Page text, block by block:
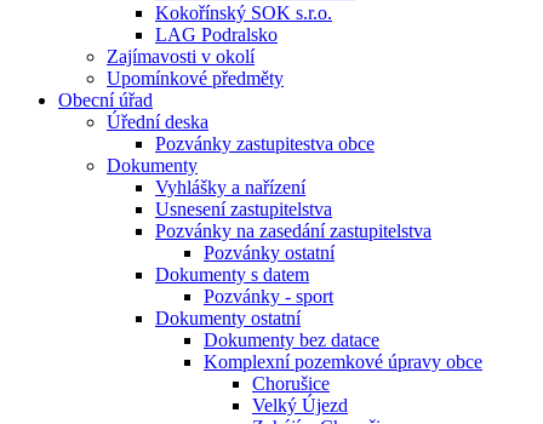
Kokořínský SOK s.r.o.
LAG Podralsko
Zajímavosti v okolí
Upomínkové předměty
Obecní úřad
Úřední deska
Pozvánky zastupitestva obce
Dokumenty
Vyhlášky a nařízení
Usnesení zastupitelstva
Pozvánky na zasedání zastupitelstva
Pozvánky ostatní
Dokumenty s datem
Pozvánky - sport
Dokumenty ostatní
Dokumenty bez datace
Komplexní pozemkové úpravy obce
Chorušice
Velký Újezd